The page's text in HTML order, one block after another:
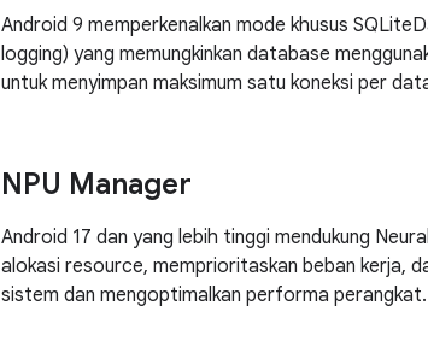
Android 9 memperkenalkan mode khusus
logging) yang memungkinkan database
untuk menyimpan maksimum satu koneksi per
NPU Manager
Android 17 dan yang lebih tinggi mendukung
alokasi resource, memprioritaskan beban kerja,
sistem dan mengoptimalkan performa perangkat.